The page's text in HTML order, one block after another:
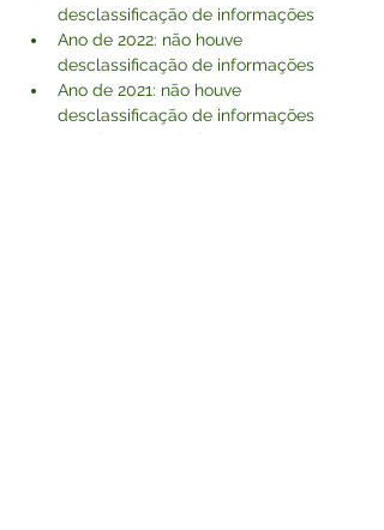
desclassificação de informações
Ano de 2022: não houve
desclassificação de informações
Ano de 2021: não houve
desclassificação de informações
Ano de 2020: não houve